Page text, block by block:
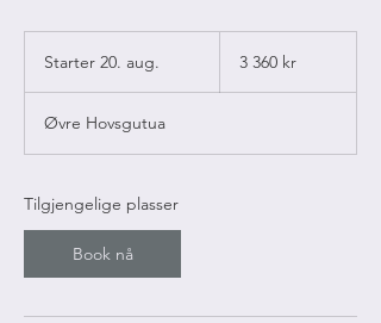
Starter 20. aug.
r
t
r
u
kroner3 360 kr
Øvre Hovsgutua
Tilgjengelige plasser
Book nå